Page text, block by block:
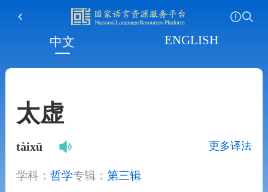
中文 ENGLISH
太虚
tàixū 更多译法
学科： 哲学专辑： 第三辑